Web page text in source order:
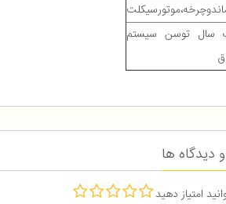
سال توسن سیستم
دیدگاه ها
امتیاز دهید